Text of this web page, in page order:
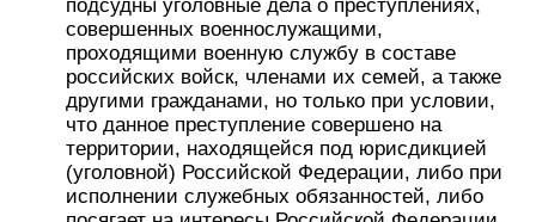
подсудны уголовные дела о преступлениях,
совершенных военнослужащими,
проходящими военную службу в составе
российских войск, членами их семей, а также
другими гражданами, но только при условии,
что данное преступление совершено на
территории, находящейся под юрисдикцией
(уголовной) Российской Федерации, либо при
исполнении служебных обязанностей, либо